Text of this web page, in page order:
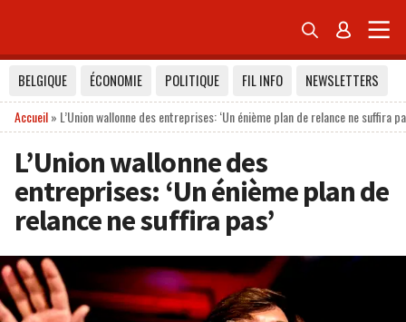
 
BELGIQUE ÉCONOMIE POLITIQUE FIL INFO
NEWSLETTERS
Accueil» L’Union wallonne des entreprises: ‘Un énième plan de relance ne suffira
L’Union wallonne des
entreprises: ‘Un énième plan de
relance ne suffira pas’